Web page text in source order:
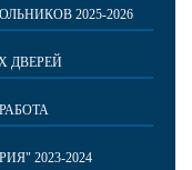
2025-2026
ДВЕРЕЙ
2023-2024